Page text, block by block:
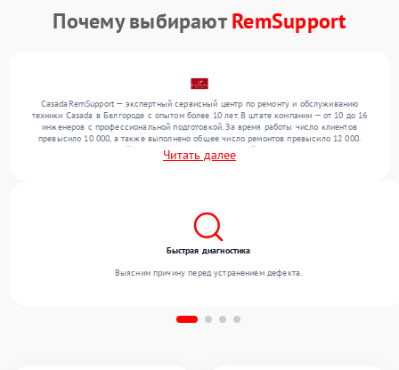
Почему выбираютRemSupport
CasadaRemSupport — экспертный сервисный центр по ремонту и обслуживанию
техники Casada в Белгороде с опытом более 10 лет. В штате компании — от 10 до 16
инженеров с профессиональной подготовкой. За время работы число клиентов
превысило 10 000, а также выполнено общее число ремонтов превысило 12 000.
Ежемесячно в сервисный центр поступает от 300 устройств, включая , , . Мы беремся
за задачи любой сложности и поддерживаем высокий стандарт качества благодаря
Читать далее
Быстрая диагностика
Выясним причину перед устранением дефекта.